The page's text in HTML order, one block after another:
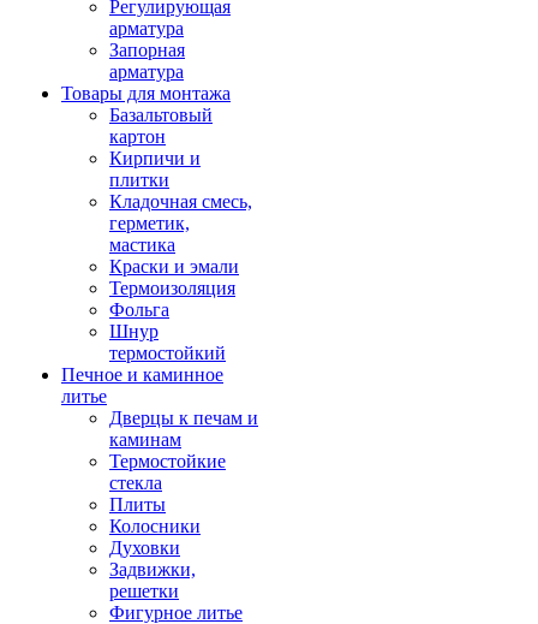
Регулирующая
арматура
Запорная
арматура
Товары для монтажа
Базальтовый
картон
Кирпичи и
плитки
Кладочная смесь,
герметик,
мастика
Краски и эмали
Термоизоляция
Фольга
Шнур
термостойкий
Печное и каминное
литье
Дверцы к печам и
каминам
Термостойкие
стекла
Плиты
Колосники
Духовки
Задвижки,
решетки
Фигурное литье